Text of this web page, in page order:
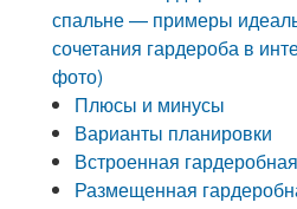
спальне — примеры
сочетания гардероба в
фото)
Плюсы и минусы
Варианты планировки
Встроенная гардеробная
Размещенная